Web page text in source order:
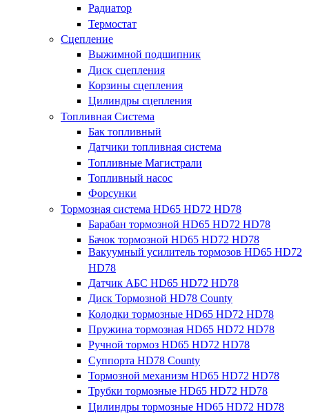
Радиатор
Термостат
Сцепление
Выжимной подшипник
Диск сцепления
Корзины сцепления
Цилиндры сцепления
Топливная Система
Бак топливный
Датчики топливная система
Топливные Магистрали
Топливный насос
Форсунки
Тормозная система HD65 HD72 HD78
Барабан тормозной HD65 HD72 HD78
Бачок тормозной HD65 HD72 HD78
Вакуумный усилитель тормозов HD65 HD72
HD78
Датчик АБС HD65 HD72 HD78
Диск Тормозной HD78 County
Колодки тормозные HD65 HD72 HD78
Пружина тормозная HD65 HD72 HD78
Ручной тормоз HD65 HD72 HD78
Суппорта HD78 County
Тормозной механизм HD65 HD72 HD78
Трубки тормозные HD65 HD72 HD78
Цилиндры тормозные HD65 HD72 HD78